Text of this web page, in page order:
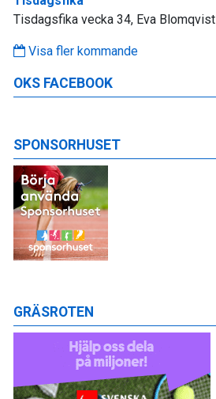
Tisdagsfika vecka 34, Eva Blomqvist
Visa fler kommande
OKS FACEBOOK
SPONSORHUSET
GRÄSROTEN